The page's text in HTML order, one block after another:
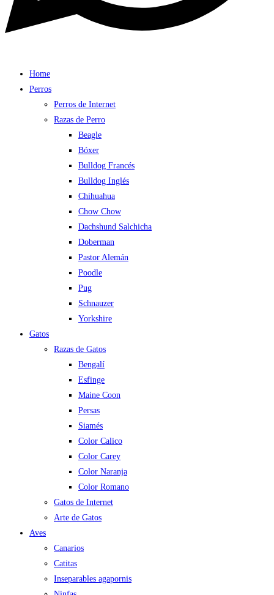
Home
Perros
Perros de Internet
Razas de Perro
Beagle
Bóxer
Bulldog Francés
Bulldog Inglés
Chihuahua
Chow Chow
Dachshund Salchicha
Doberman
Pastor Alemán
Poodle
Pug
Schnauzer
Yorkshire
Gatos
Razas de Gatos
Bengalí
Esfinge
Maine Coon
Persas
Siamés
Color Calico
Color Carey
Color Naranja
Color Romano
Gatos de Internet
Arte de Gatos
Aves
Canarios
Catitas
Inseparables agapornis